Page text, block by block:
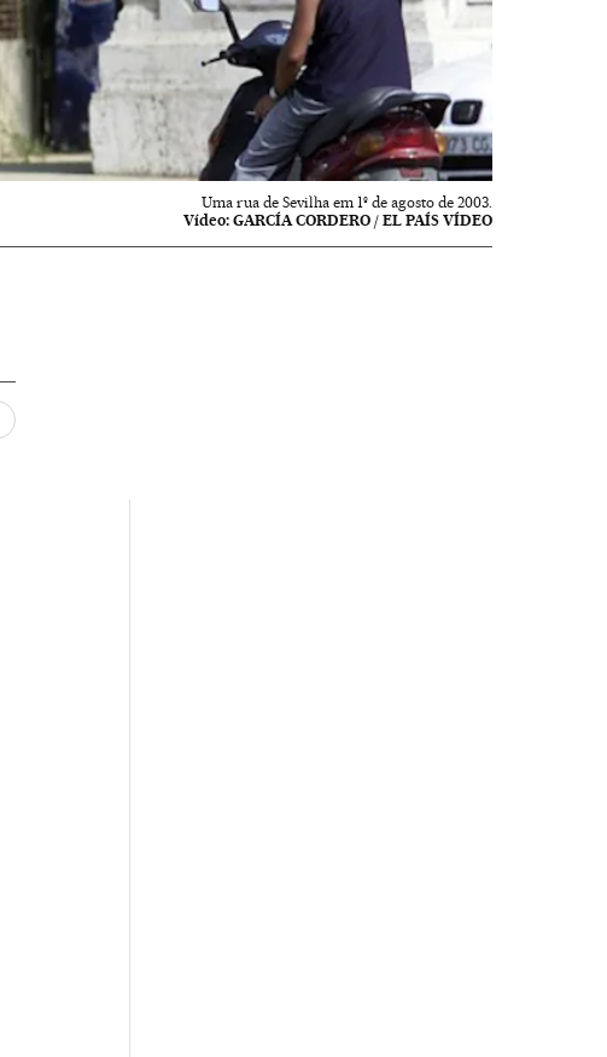
Uma rua de Sevilha em 1º de agosto de 2003.
Vídeo: GARCÍA CORDERO / EL PAÍS VÍDEO